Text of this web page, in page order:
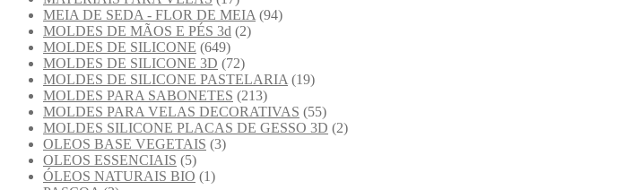
MEIA DE SEDA - FLOR DE MEIA (94)
MOLDES DE MÃOS E PÉS 3d (2)
MOLDES DE SILICONE (649)
MOLDES DE SILICONE 3D (72)
MOLDES DE SILICONE PASTELARIA (19)
MOLDES PARA SABONETES (213)
MOLDES PARA VELAS DECORATIVAS (55)
MOLDES SILICONE PLACAS DE GESSO 3D (2)
OLEOS BASE VEGETAIS (3)
OLEOS ESSENCIAIS (5)
ÓLEOS NATURAIS BIO (1)